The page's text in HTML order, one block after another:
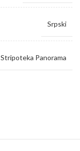
Srpski
Stripoteka Panorama